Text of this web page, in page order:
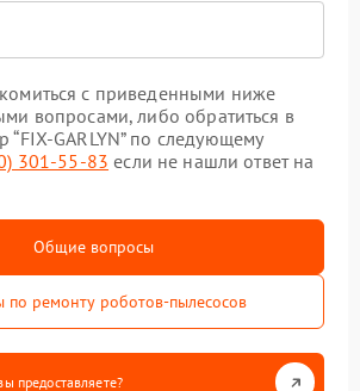
с приведенными ниже
вопросами, либо обратиться в
“FIX-GARLYN” по следующему
301-55-83 если не нашли ответ на
Общие вопросы
по ремонту роботов-пылесосов
предоставляете?